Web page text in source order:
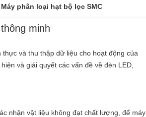
Máy phân loại hạt bộ lọc SMC
minh
và thu thập dữ liệu cho hoạt động của
và giải quyết các vấn đề về đèn LED,
nhận vật liệu không đạt chất lượng, để máy